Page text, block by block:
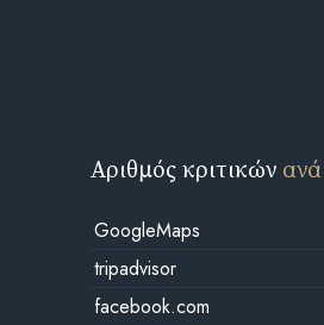
Αριθμός κριτικών
GoogleMaps
tripadvisor
facebook.com